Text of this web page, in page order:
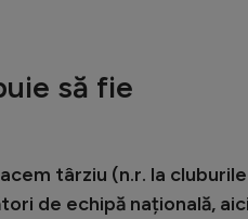
să fie
târziu (n.r. la cluburile
de echipă națională, aici